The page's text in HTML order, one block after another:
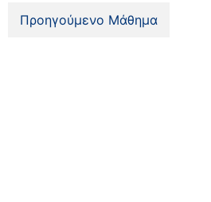
Προηγούμενο Μάθημα